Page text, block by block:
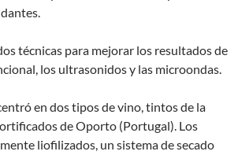
técnicas para mejorar los resultados de
los ultrasonidos y las microondas.
en dos tipos de vino, tintos de la
de Oporto (Portugal). Los
liofilizados, un sistema de secado